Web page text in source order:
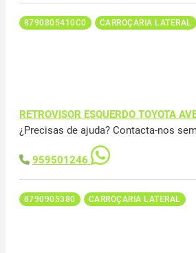
8790805410C0 CARROÇARIA LATERAL
RETROVISOR ESQUERDO TOYOTA
¿Precisas de ajuda? Contacta-nos
959501246
8790905380 CARROÇARIA LATERAL